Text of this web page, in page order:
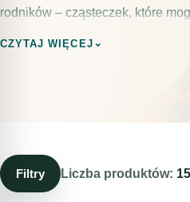
rodników – cząsteczek, które
środowiskowych,
Warto mieć to na uwadze i do
CZYTAJ WIĘCEJ ⌄
Filtry Liczba produktów: 15